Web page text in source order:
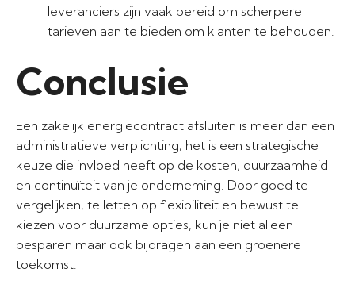
leveranciers zijn vaak bereid om scherpere
tarieven aan te bieden om klanten te behouden.
Conclusie
Een zakelijk energiecontract afsluiten is meer dan een
administratieve verplichting; het is een strategische
keuze die invloed heeft op de kosten, duurzaamheid
en continuïteit van je onderneming. Door goed te
vergelijken, te letten op flexibiliteit en bewust te
kiezen voor duurzame opties, kun je niet alleen
besparen maar ook bijdragen aan een groenere
toekomst.